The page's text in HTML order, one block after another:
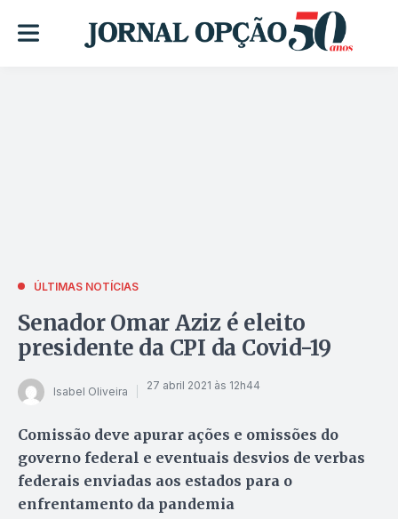
ÚLTIMAS NOTÍCIAS
Senador Omar Aziz é eleito
presidente da CPI da Covid-19
Isabel Oliveira 27 abril 2021 às 12h44
Comissão deve apurar ações e omissões do
governo federal e eventuais desvios de verbas
federais enviadas aos estados para o
enfrentamento da pandemia